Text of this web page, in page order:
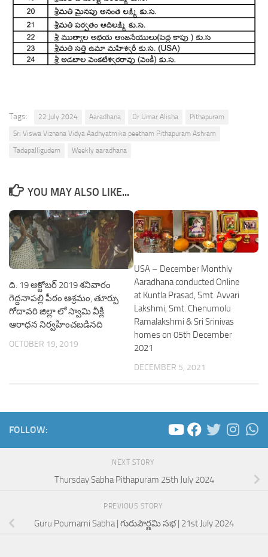
Tags: 22 July 2024 Aaradhana Dr Umar Alisha
Pithapuram
Sri Viswa Viznana Vidya Aadhyatmika peetham Pithapuram Ashram
Tadepalligudem
Weekly aaradhana
YOU MAY ALSO LIKE...
ది. 19 అక్టోబర్ 2019 శనివారం
గెద్దనాపల్లి పీఠం ఆశ్రమం, తూర్పు
గోదావరి జిల్లా లో స్వామి వీక్లీ
ఆరాధన నిర్వహించబడినది
OCTOBER 19, 2019
USA – December Monthly
Aaradhana conducted Online
at Kuntla Prasad, Smt. Avvari
Lakshmi, Smt. Chenumolu
Ramalakshmi & Sri Srinivas
homes on 05th December
2021
DECEMBER 5, 2021
FOLLOW:
NEXT STORY
Thursday Sabha Pithapuram 25th July 2024
PREVIOUS STORY
Guru Pournami Sabha | గురుపౌర్ణమి సభ | 21st July 2024